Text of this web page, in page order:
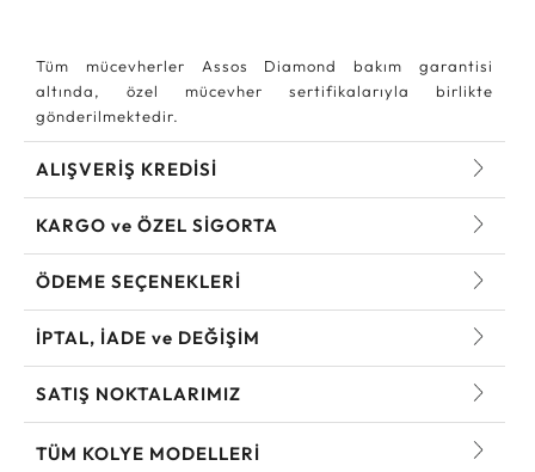
Tüm mücevherler Assos Diamond bakım garantisi
altında, özel mücevher sertifikalarıyla birlikte
gönderilmektedir.
ALIŞVERİŞ KREDİSİ
KARGO ve ÖZEL SİGORTA
ÖDEME SEÇENEKLERİ
İPTAL, İADE ve DEĞİŞİM
SATIŞ NOKTALARIMIZ
TÜM KOLYE MODELLERI